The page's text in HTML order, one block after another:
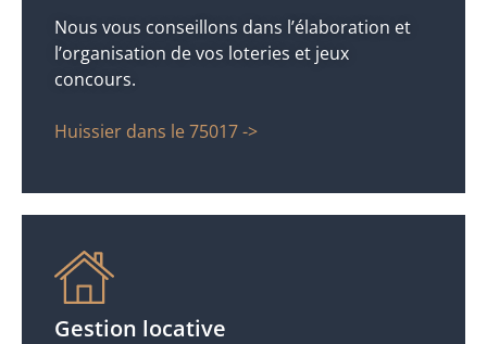
Nous vous conseillons dans l’élaboration et
l’organisation de vos loteries et jeux
concours.
Huissier dans le 75017 ->
Gestion locative